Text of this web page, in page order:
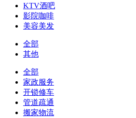
KTV酒吧
影院咖啡
美容美发
全部
其他
全部
家政服务
开锁修车
管道疏通
搬家物流